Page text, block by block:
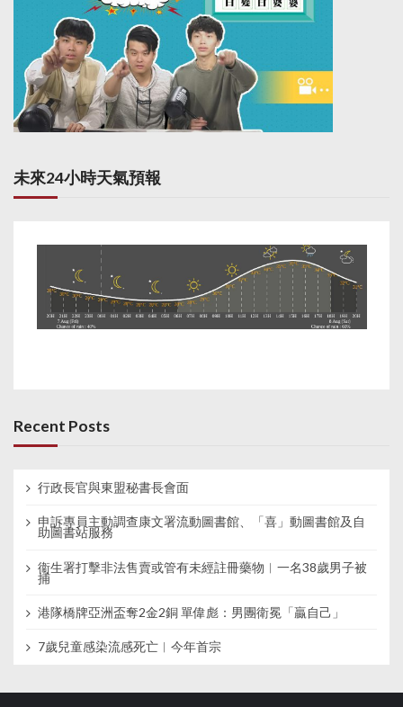
未來24小時天氣預報
Recent Posts
行政長官與東盟秘書長會面
申訴專員主動調查康文署流動圖書館、「喜」動圖書館及自
助圖書站服務
衞生署打擊非法售賣或管有未經註冊藥物︱一名38歲男子被
捕
港隊橋牌亞洲盃奪2金2銅 單偉彪：男團衛冕「贏自己」
7歲兒童感染流感死亡︱今年首宗